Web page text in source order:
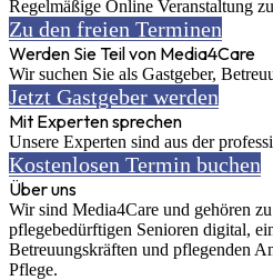
Regelmäßige Online Veranstaltung
Zu den freien Terminen
Werden Sie Teil von Media4Care
Wir suchen Sie als Gastgeber,
Jetzt Gastgeber werden
Mit Experten sprechen
Unsere Experten sind aus der
Kostenlosen Termin buchen
Über uns
Wir sind Media4Care und gehören
pflegebedürftigen Senioren digital,
Betreuungskräften und pflegenden
Pflege.